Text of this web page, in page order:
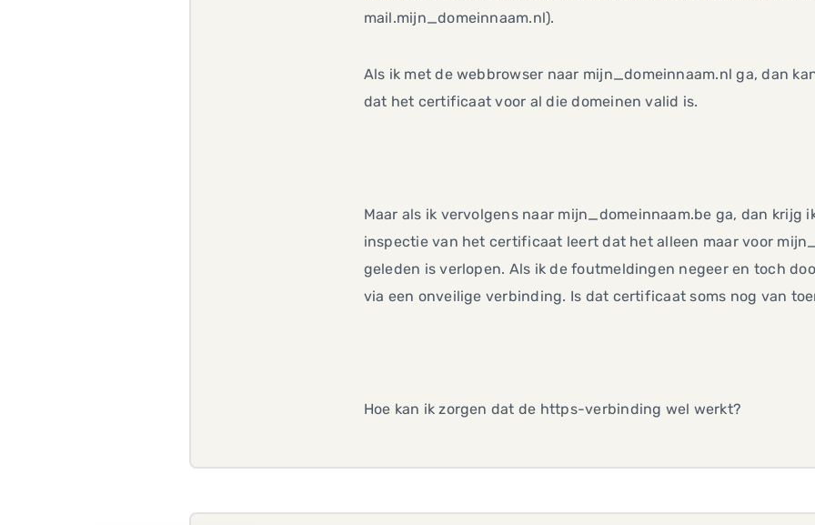
mail.mijn_domeinnaam.nl).
Als ik met de webbrowser naar mijn_domeinnaam.nl ga, dan
dat het certificaat voor al die domeinen valid is.
Maar als ik vervolgens naar mijn_domeinnaam.be ga, dan krijg
inspectie van het certificaat leert dat het alleen maar voor
geleden is verlopen. Als ik de foutmeldingen negeer en toch
via een onveilige verbinding. Is dat certificaat soms nog van
Hoe kan ik zorgen dat de https-verbinding wel werkt?